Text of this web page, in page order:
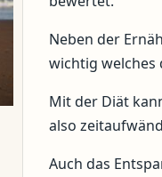
Neben der
wichtig welches
Mit der Diät
also
Auch das